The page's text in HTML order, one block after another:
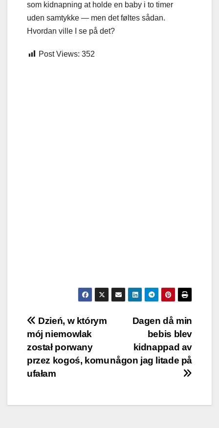
som kidnapning at holde en baby i to timer
uden samtykke — men det føltes sådan.
Hvordan ville I se på det?
Post Views: 352
Post
navigation
Dagen då min
bebis blev
kidnappad av
någon jag litade på
Dzień, w którym
mój niemowlak
został porwany
przez kogoś, komu
ufałam